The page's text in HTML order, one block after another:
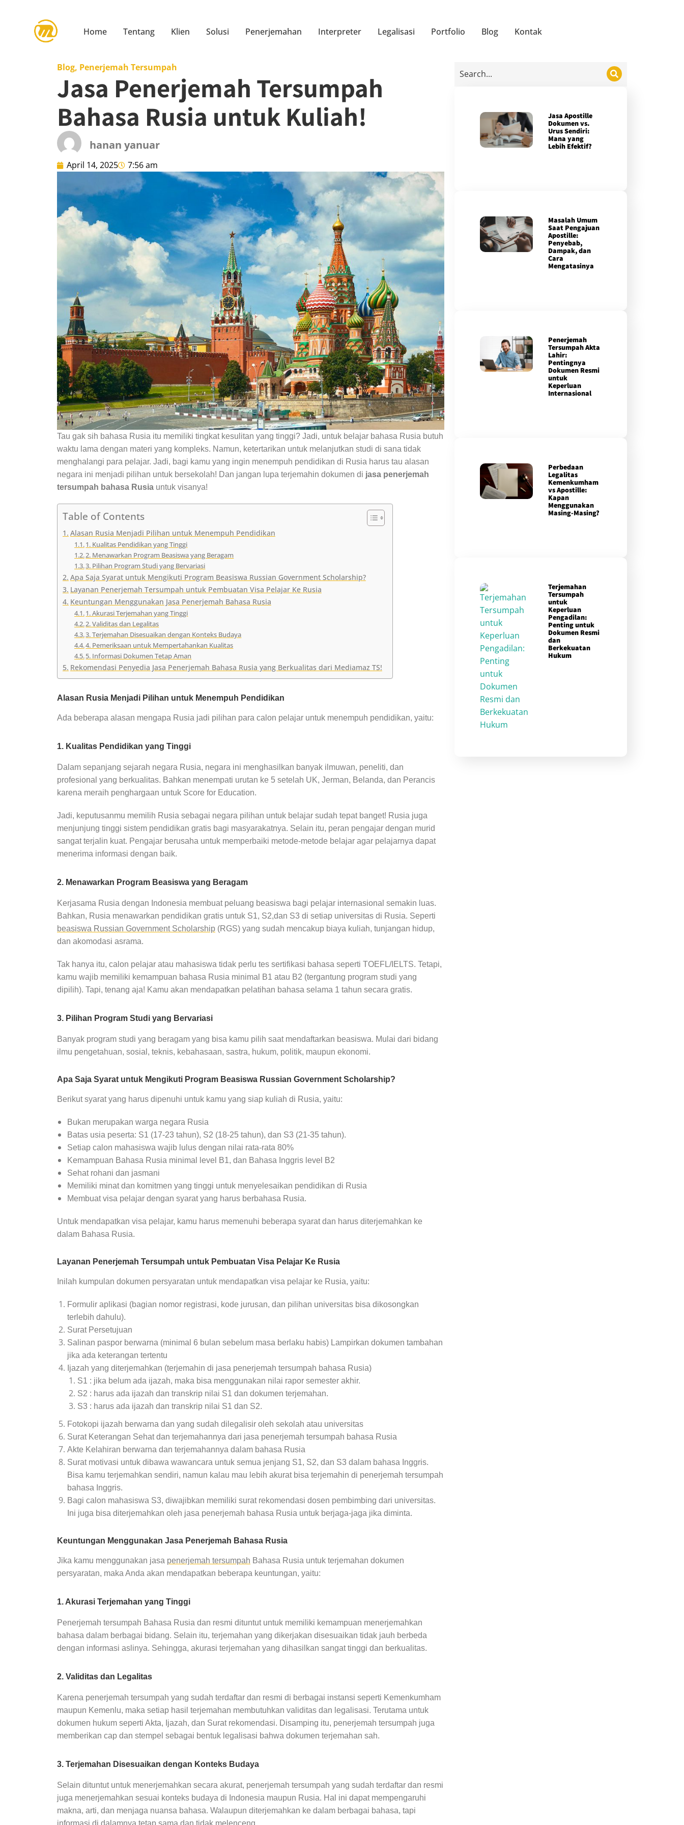
Home Tentang Klien Solusi Penerjemahan Interpreter Legalisasi Portfolio Blog Kontak
Blog, Penerjemah Tersumpah
Jasa Penerjemah Tersumpah
Bahasa Rusia untuk Kuliah!
hanan yanuar
April 14, 2025 7:56 am
Tau gak sih bahasa Rusia itu memiliki tingkat kesulitan yang tinggi? Jadi, untuk belajar bahasa Rusia butuh
waktu lama dengan materi yang kompleks. Namun, ketertarikan untuk melanjutkan studi di sana tidak
menghalangi para pelajar. Jadi, bagi kamu yang ingin menempuh pendidikan di Rusia harus tau alasan
negara ini menjadi pilihan untuk bersekolah! Dan jangan lupa terjemahin dokumen di jasa penerjemah
tersumpah bahasa Rusia untuk visanya!
Table of Contents
Alasan Rusia Menjadi Pilihan untuk Menempuh Pendidikan
1. Kualitas Pendidikan yang Tinggi
2. Menawarkan Program Beasiswa yang Beragam
3. Pilihan Program Studi yang Bervariasi
Apa Saja Syarat untuk Mengikuti Program Beasiswa Russian Government Scholarship?
Layanan Penerjemah Tersumpah untuk Pembuatan Visa Pelajar Ke Rusia
Keuntungan Menggunakan Jasa Penerjemah Bahasa Rusia
1. Akurasi Terjemahan yang Tinggi
2. Validitas dan Legalitas
3. Terjemahan Disesuaikan dengan Konteks Budaya
4. Pemeriksaan untuk Mempertahankan Kualitas
5. Informasi Dokumen Tetap Aman
Rekomendasi Penyedia Jasa Penerjemah Bahasa Rusia yang Berkualitas dari Mediamaz TS!
Alasan Rusia Menjadi Pilihan untuk Menempuh Pendidikan
Ada beberapa alasan mengapa Rusia jadi pilihan para calon pelajar untuk menempuh pendidikan, yaitu:
1. Kualitas Pendidikan yang Tinggi
Dalam sepanjang sejarah negara Rusia, negara ini menghasilkan banyak ilmuwan, peneliti, dan
profesional yang berkualitas. Bahkan menempati urutan ke 5 setelah UK, Jerman, Belanda, dan Perancis
karena meraih penghargaan untuk Score for Education.
Jadi, keputusanmu memilih Rusia sebagai negara pilihan untuk belajar sudah tepat banget! Rusia juga
menjunjung tinggi sistem pendidikan gratis bagi masyarakatnya. Selain itu, peran pengajar dengan murid
sangat terjalin kuat. Pengajar berusaha untuk memperbaiki metode-metode belajar agar pelajarnya dapat
menerima informasi dengan baik.
2. Menawarkan Program Beasiswa yang Beragam
Kerjasama Rusia dengan Indonesia membuat peluang beasiswa bagi pelajar internasional semakin luas.
Bahkan, Rusia menawarkan pendidikan gratis untuk S1, S2,dan S3 di setiap universitas di Rusia. Seperti
beasiswa Russian Government Scholarship (RGS) yang sudah mencakup biaya kuliah, tunjangan hidup,
dan akomodasi asrama.
Tak hanya itu, calon pelajar atau mahasiswa tidak perlu tes sertifikasi bahasa seperti TOEFL/IELTS. Tetapi,
kamu wajib memiliki kemampuan bahasa Rusia minimal B1 atau B2 (tergantung program studi yang
dipilih). Tapi, tenang aja! Kamu akan mendapatkan pelatihan bahasa selama 1 tahun secara gratis.
3. Pilihan Program Studi yang Bervariasi
Banyak program studi yang beragam yang bisa kamu pilih saat mendaftarkan beasiswa. Mulai dari bidang
ilmu pengetahuan, sosial, teknis, kebahasaan, sastra, hukum, politik, maupun ekonomi.
Apa Saja Syarat untuk Mengikuti Program Beasiswa Russian Government Scholarship?
Berikut syarat yang harus dipenuhi untuk kamu yang siap kuliah di Rusia, yaitu:
Bukan merupakan warga negara Rusia
Batas usia peserta: S1 (17-23 tahun), S2 (18-25 tahun), dan S3 (21-35 tahun).
Setiap calon mahasiswa wajib lulus dengan nilai rata-rata 80%
Kemampuan Bahasa Rusia minimal level B1, dan Bahasa Inggris level B2
Sehat rohani dan jasmani
Memiliki minat dan komitmen yang tinggi untuk menyelesaikan pendidikan di Rusia
Membuat visa pelajar dengan syarat yang harus berbahasa Rusia.
Untuk mendapatkan visa pelajar, kamu harus memenuhi beberapa syarat dan harus diterjemahkan ke
dalam Bahasa Rusia.
Layanan Penerjemah Tersumpah untuk Pembuatan Visa Pelajar Ke Rusia
Inilah kumpulan dokumen persyaratan untuk mendapatkan visa pelajar ke Rusia, yaitu:
Formulir aplikasi (bagian nomor registrasi, kode jurusan, dan pilihan universitas bisa dikosongkan
terlebih dahulu).
Surat Persetujuan
Salinan paspor berwarna (minimal 6 bulan sebelum masa berlaku habis) Lampirkan dokumen tambahan
jika ada keterangan tertentu
Ijazah yang diterjemahkan (terjemahin di jasa penerjemah tersumpah bahasa Rusia)
S1 : jika belum ada ijazah, maka bisa menggunakan nilai rapor semester akhir.
S2 : harus ada ijazah dan transkrip nilai S1 dan dokumen terjemahan.
S3 : harus ada ijazah dan transkrip nilai S1 dan S2.
Fotokopi ijazah berwarna dan yang sudah dilegalisir oleh sekolah atau universitas
Surat Keterangan Sehat dan terjemahannya dari jasa penerjemah tersumpah bahasa Rusia
Akte Kelahiran berwarna dan terjemahannya dalam bahasa Rusia
Surat motivasi untuk dibawa wawancara untuk semua jenjang S1, S2, dan S3 dalam bahasa Inggris.
Bisa kamu terjemahkan sendiri, namun kalau mau lebih akurat bisa terjemahin di penerjemah tersumpah
bahasa Inggris.
Bagi calon mahasiswa S3, diwajibkan memiliki surat rekomendasi dosen pembimbing dari universitas.
Ini juga bisa diterjemahkan oleh jasa penerjemah bahasa Rusia untuk berjaga-jaga jika diminta.
Keuntungan Menggunakan Jasa Penerjemah Bahasa Rusia
Jika kamu menggunakan jasa penerjemah tersumpah Bahasa Rusia untuk terjemahan dokumen
persyaratan, maka Anda akan mendapatkan beberapa keuntungan, yaitu:
1. Akurasi Terjemahan yang Tinggi
Penerjemah tersumpah Bahasa Rusia dan resmi dituntut untuk memiliki kemampuan menerjemahkan
bahasa dalam berbagai bidang. Selain itu, terjemahan yang dikerjakan disesuaikan tidak jauh berbeda
dengan informasi aslinya. Sehingga, akurasi terjemahan yang dihasilkan sangat tinggi dan berkualitas.
2. Validitas dan Legalitas
Karena penerjemah tersumpah yang sudah terdaftar dan resmi di berbagai instansi seperti Kemenkumham
maupun Kemenlu, maka setiap hasil terjemahan membutuhkan validitas dan legalisasi. Terutama untuk
dokumen hukum seperti Akta, Ijazah, dan Surat rekomendasi. Disamping itu, penerjemah tersumpah juga
memberikan cap dan stempel sebagai bentuk legalisasi bahwa dokumen terjemahan sah.
3. Terjemahan Disesuaikan dengan Konteks Budaya
Selain dituntut untuk menerjemahkan secara akurat, penerjemah tersumpah yang sudah terdaftar dan resmi
juga menerjemahkan sesuai konteks budaya di Indonesia maupun Rusia. Hal ini dapat mempengaruhi
makna, arti, dan menjaga nuansa bahasa. Walaupun diterjemahkan ke dalam berbagai bahasa, tapi
informasi di dalamnya tetap sama dan tidak melenceng.
Jasa Apostille
Dokumen vs.
Urus Sendiri:
Mana yang
Lebih Efektif?
Masalah Umum
Saat Pengajuan
Apostille:
Penyebab,
Dampak, dan
Cara
Mengatasinya
Penerjemah
Tersumpah Akta
Lahir:
Pentingnya
Dokumen Resmi
untuk
Keperluan
Internasional
Perbedaan
Legalitas
Kemenkumham
vs Apostille:
Kapan
Menggunakan
Masing-Masing?
Terjemahan
Tersumpah
untuk
Keperluan
Pengadilan:
Penting untuk
Dokumen Resmi
dan
Berkekuatan
Hukum